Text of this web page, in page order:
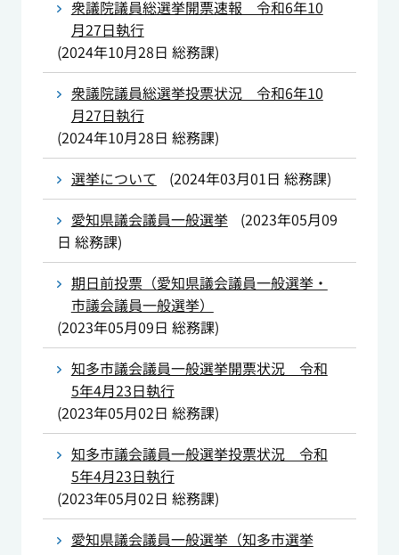
衆議院議員総選挙開票速報 令和6年10
月27日執行
(2024年10月28日 総務課)
衆議院議員総選挙投票状況 令和6年10
月27日執行
(2024年10月28日 総務課)
選挙について
(2024年03月01日 総務課)
愛知県議会議員一般選挙
(2023年05月09
日 総務課)
期日前投票（愛知県議会議員一般選挙・
市議会議員一般選挙）
(2023年05月09日 総務課)
知多市議会議員一般選挙開票状況 令和
5年4月23日執行
(2023年05月02日 総務課)
知多市議会議員一般選挙投票状況 令和
5年4月23日執行
(2023年05月02日 総務課)
愛知県議会議員一般選挙（知多市選挙